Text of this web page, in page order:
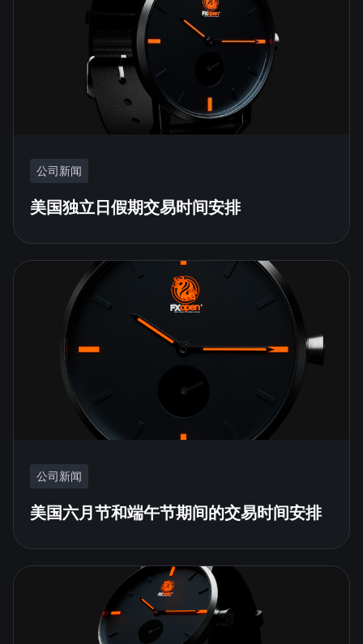
公司新闻
美国独立日假期交易时间安排
公司新闻
美国六月节和端午节期间的交易时间安排